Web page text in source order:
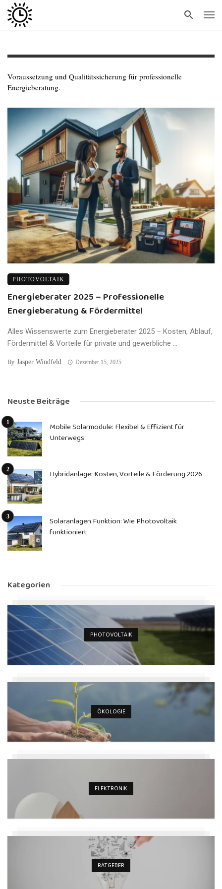
Voraussetzung und Qualitätssicherung für professionelle
Energieberatung.
PHOTOVOLTAIK
Energieberater 2025 – Professionelle
Energieberatung & Fördermittel
Alles Wissenswerte zum Energieberater 2025 – Kosten, Ablauf,
Fördermittel & Vorteile für private und gewerbliche ...
By Jasper Windfeld Dezember 15, 2025
Neuste Beiträge
Mobile Solarmodule: Flexibel & Effizient für
Unterwegs
Hybridanlage: Kosten, Vorteile & Förderung 2026
Solaranlagen Funktion: Wie Photovoltaik
funktioniert
Kategorien
PHOTOVOLTAIK
ÖKOLOGIE
ELEKTRONIK
RATGEBER